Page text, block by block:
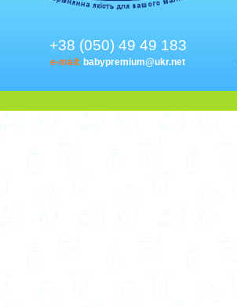
+38 (050) 49 49 183
e-mail: babypremium@ukr.net